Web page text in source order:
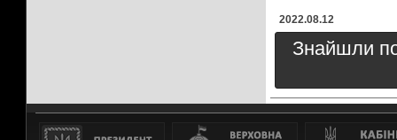
2022.08.12
Знайшли